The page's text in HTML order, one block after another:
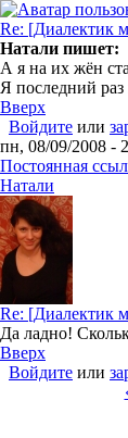
Re: [Диалектик
Натали пишет:
А я на их жён
Я последний раз
Вверх
Войдите или
пн, 08/09/2008 -
Постоянная
Натали
Re: [Диалектик
Да ладно!
Вверх
Войдите или
Страницы